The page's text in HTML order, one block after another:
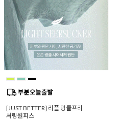
[JUST BETTER] 리플 링클프리
셔링원피스